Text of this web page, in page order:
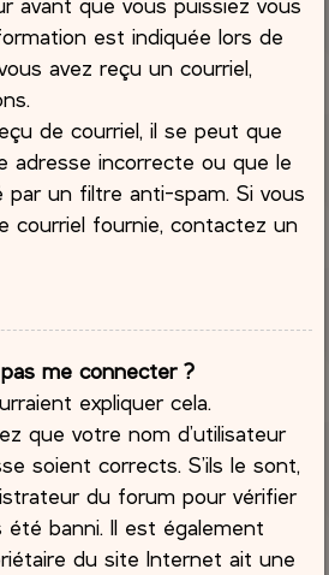
est indiquée lors de
avez reçu un courriel,
de courriel, il se peut que
adresse incorrecte ou que le
un filtre anti-spam. Si vous
courriel fournie, contactez un
me connecter ?
expliquer cela.
que votre nom d’utilisateur
soient corrects. S’ils le sont,
du forum pour vérifier
été banni. Il est également
du site Internet ait une